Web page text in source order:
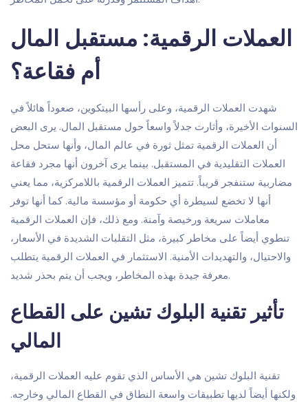
العملات الرقمية: مستقبل المال
أم فقاعة؟
شهدت العملات الرقمية، وعلى رأسها البيتكوين، صعوداً هائلاً في
السنوات الأخيرة، وأثارت جدلاً واسعاً حول مستقبل المال. يرى البعض
أن العملات الرقمية تمثل ثورة في عالم المال، وأنها ستحل محل
العملات التقليدية في المستقبل. بينما يرى آخرون أنها مجرد فقاعة
مضاربية ستنفجر قريباً. تتميز العملات الرقمية باللامركزية، مما يعني
أنها لا تخضع لسيطرة أي حكومة أو مؤسسة مالية. كما أنها توفر
معاملات سريعة ورخيصة وآمنة. ومع ذلك، فإن العملات الرقمية
تنطوي أيضاً على مخاطر كبيرة، مثل التقلبات الشديدة في الأسعار،
والاحتيال، والتهديدات الأمنية. الاستثمار في العملات الرقمية يتطلب
معرفة جيدة بهذه المخاطر، ويجب أن يتم بحذر شديد.
تأثير تقنية البلوك تشين على القطاع
المالي
تقنية البلوك تشين هي الأساس الذي تقوم عليه العملات الرقمية،
ولكنها أيضاً لديها تطبيقات واسعة النطاق في القطاع المالي وخارجه.